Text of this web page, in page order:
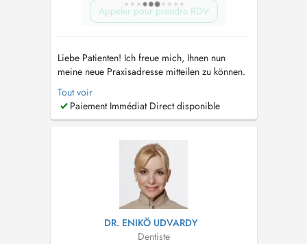
Appeler pour prendre RDV
Liebe Patienten! Ich freue mich, Ihnen nun
meine neue Praxisadresse mitteilen zu können.
Ab dem 12.07.2024 werde ich Sie im schönen
Diekirch begrüssen! Die Praxis wird
gemeinsam mit Dr. Georges Biltgen geführt.
Vereinbarung spezifisch, dass der Termi...
Tout voir
Paiement Immédiat Direct disponible
DR. ENIKÖ UDVARDY
Dentiste